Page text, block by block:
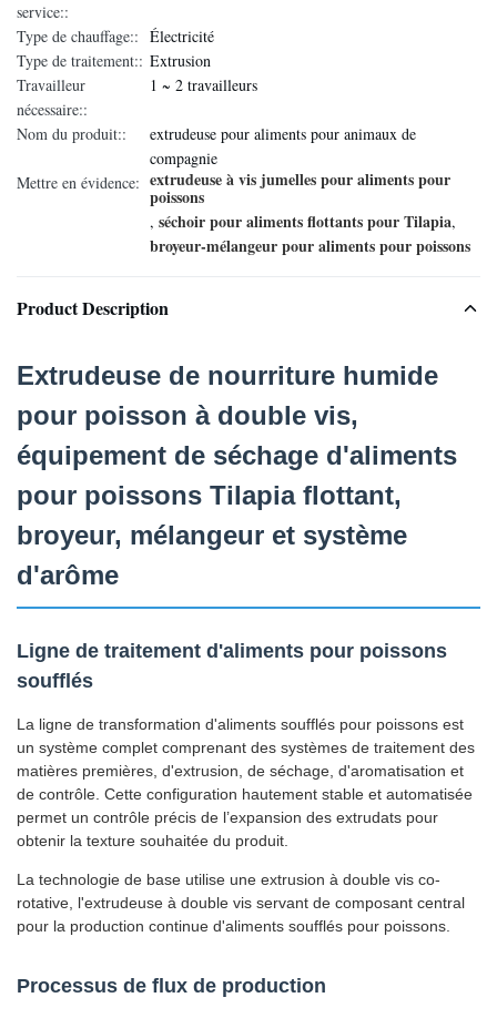
service::
Type de chauffage:: Électricité
Type de traitement:: Extrusion
Travailleur
nécessaire::
1 ~ 2 travailleurs
Nom du produit::
extrudeuse pour aliments pour animaux de
compagnie
Mettre en évidence: extrudeuse à vis jumelles pour aliments pour
poissons
, séchoir pour aliments flottants pour Tilapia,
broyeur-mélangeur pour aliments pour poissons
Product Description
Extrudeuse de nourriture humide
pour poisson à double vis,
équipement de séchage d'aliments
pour poissons Tilapia flottant,
broyeur, mélangeur et système
d'arôme
Ligne de traitement d'aliments pour poissons
soufflés
La ligne de transformation d'aliments soufflés pour poissons est
un système complet comprenant des systèmes de traitement des
matières premières, d'extrusion, de séchage, d'aromatisation et
de contrôle. Cette configuration hautement stable et automatisée
permet un contrôle précis de l’expansion des extrudats pour
obtenir la texture souhaitée du produit.
La technologie de base utilise une extrusion à double vis co-
rotative, l'extrudeuse à double vis servant de composant central
pour la production continue d'aliments soufflés pour poissons.
Processus de flux de production